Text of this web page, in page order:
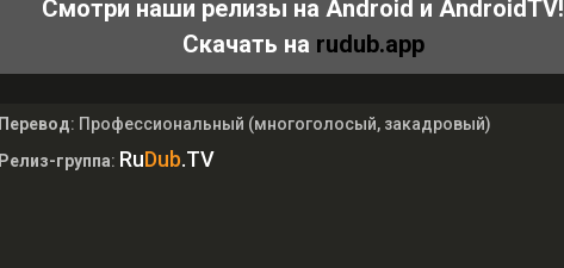
Смотри наши релизы на Android и AndroidTV!
Скачать на rudub.app
Перевод: Профессиональный (многоголосый, закадровый)
Релиз-группа: RuDub.TV